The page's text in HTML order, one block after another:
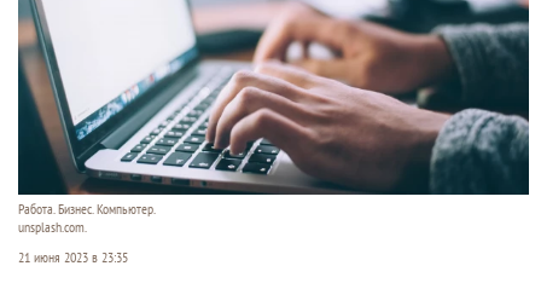
Работа. Бизнес. Компьютер.
unsplash.com.
21 июня 2023 в 23:35